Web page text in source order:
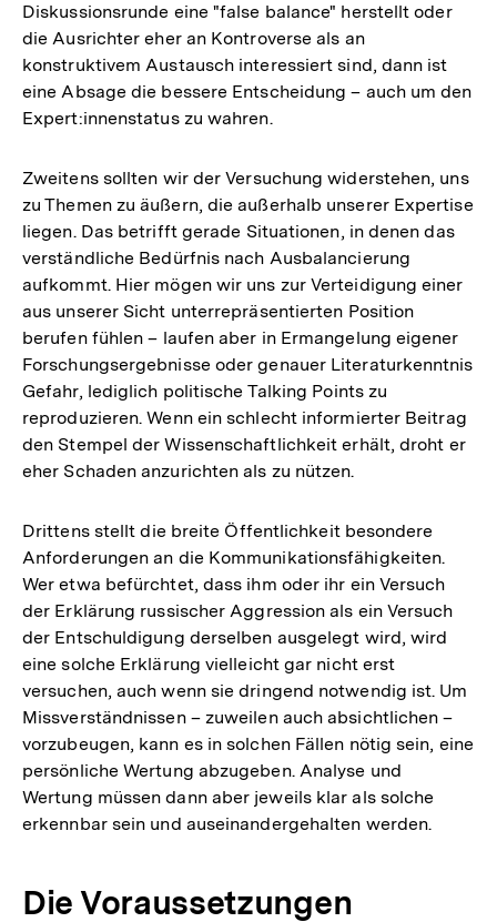
Diskussionsrunde eine "false balance" herstellt oder
die Ausrichter eher an Kontroverse als an
konstruktivem Austausch interessiert sind, dann ist
eine Absage die bessere Entscheidung – auch um den
Expert:innenstatus zu wahren.
Zweitens sollten wir der Versuchung widerstehen, uns
zu Themen zu äußern, die außerhalb unserer Expertise
liegen. Das betrifft gerade Situationen, in denen das
verständliche Bedürfnis nach Ausbalancierung
aufkommt. Hier mögen wir uns zur Verteidigung einer
aus unserer Sicht unterrepräsentierten Position
berufen fühlen – laufen aber in Ermangelung eigener
Forschungsergebnisse oder genauer Literaturkenntnis
Gefahr, lediglich politische Talking Points zu
reproduzieren. Wenn ein schlecht informierter Beitrag
den Stempel der Wissenschaftlichkeit erhält, droht er
eher Schaden anzurichten als zu nützen.
Drittens stellt die breite Öffentlichkeit besondere
Anforderungen an die Kommunikationsfähigkeiten.
Wer etwa befürchtet, dass ihm oder ihr ein Versuch
der Erklärung russischer Aggression als ein Versuch
der Entschuldigung derselben ausgelegt wird, wird
eine solche Erklärung vielleicht gar nicht erst
versuchen, auch wenn sie dringend notwendig ist. Um
Missverständnissen – zuweilen auch absichtlichen –
vorzubeugen, kann es in solchen Fällen nötig sein, eine
persönliche Wertung abzugeben. Analyse und
Wertung müssen dann aber jeweils klar als solche
erkennbar sein und auseinandergehalten werden.
Die Voraussetzungen